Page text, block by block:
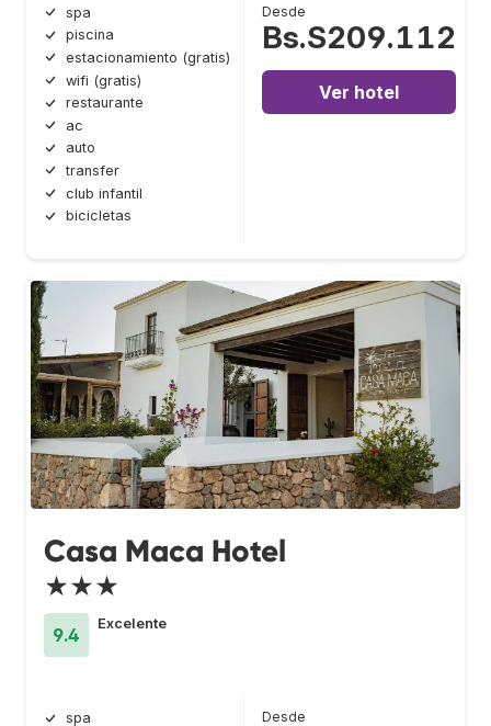
spa
piscina
estacionamiento (gratis)
wifi (gratis)
restaurante
ac
auto
transfer
club infantil
bicicletas
Desde
Bs.S209.112
Ver hotel
Casa Maca Hotel
★★★
9.4
Excelente
spa Desde